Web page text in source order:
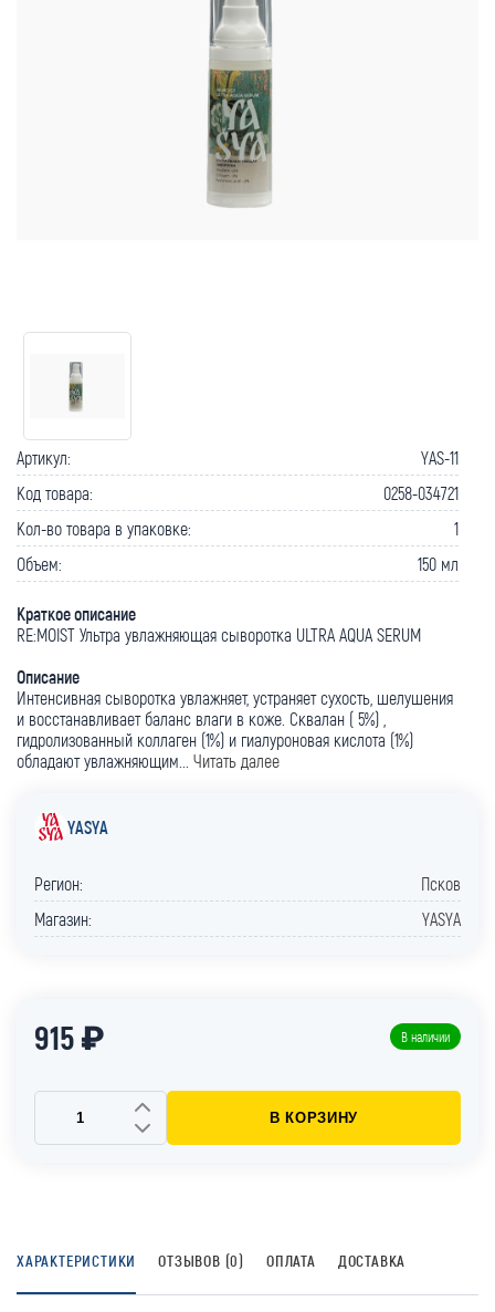
Артикул:
YAS-11
Код товара:
0258-034721
Кол-во товара в упаковке:
1
Объем:
150 мл
Краткое описание
RE:MOIST Ультра увлажняющая сыворотка ULTRA AQUA SERUM
Описание
Интенсивная сыворотка увлажняет, устраняет сухость, шелушения
и восстанавливает баланс влаги в коже. Сквалан ( 5%) ,
гидролизованный коллаген (1%) и гиалуроновая кислота (1%)
обладают увлажняющим... Читать далее
YASYA
Регион:
Псков
Магазин:
YASYA
915 ₽ В наличии
В КОРЗИНУ
ХАРАКТЕРИСТИКИ ОТЗЫВОВ (0) ОПЛАТА ДОСТАВКА